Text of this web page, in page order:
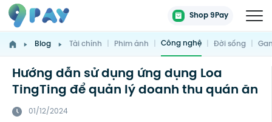
Shop 9Pay
Blog Tài chính | Phim ảnh | Công nghệ | Đời sống |
Hướng dẫn sử dụng ứng dụng Loa
TingTing để quản lý doanh thu quán ăn
01/12/2024